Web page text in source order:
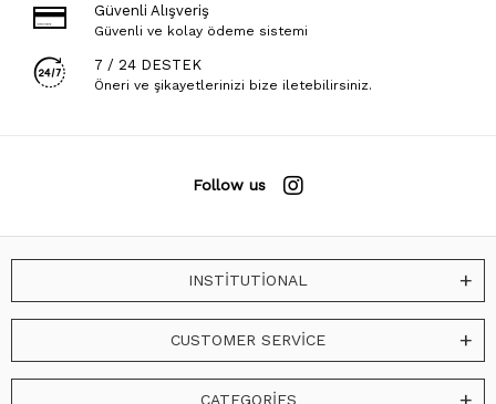
Güvenli Alışveriş
Güvenli ve kolay ödeme sistemi
7 / 24 DESTEK
Öneri ve şikayetlerinizi bize iletebilirsiniz.
Follow us
INSTİTUTİONAL
CUSTOMER SERVİCE
CATEGORİES